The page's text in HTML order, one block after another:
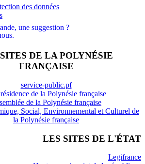
des données
une suggestion ?
DE LA POLYNÉSIE
FRANÇAISE
service-public.pf
de la Polynésie française
de la Polynésie française
Social, Environnemental et Culturel de
la Polynésie française
LES SITES DE L'ÉTAT
Legifrance